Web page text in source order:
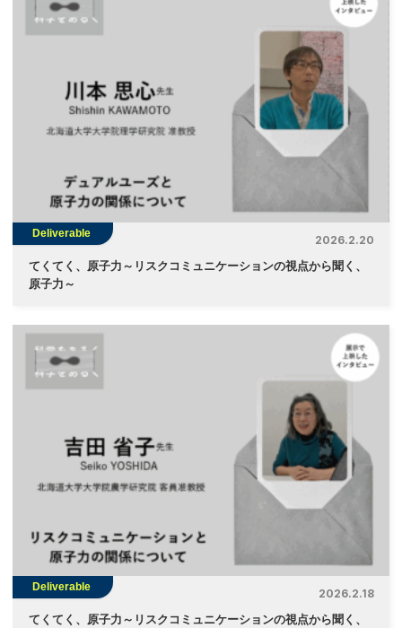
Deliverable
2026.2.20
てくてく、原子力～リスクコミュニケーションの視点から聞く、
原子力～
Deliverable
2026.2.18
てくてく、原子力～リスクコミュニケーションの視点から聞く、